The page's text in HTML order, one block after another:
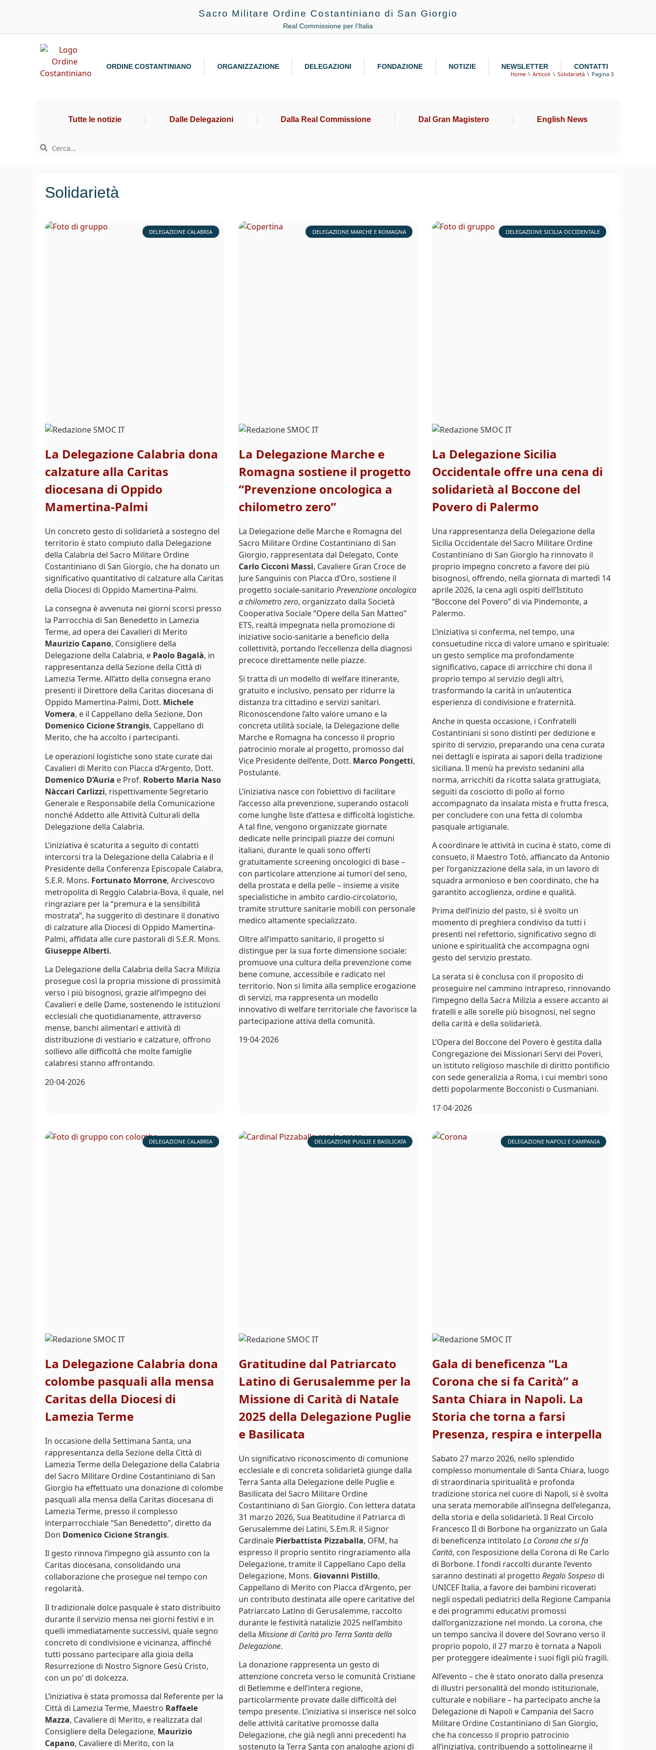
Sacro Militare Ordine Costantiniano di San Giorgio
Real Commissione per l’Italia
ORDINE COSTANTINIANO ORGANIZZAZIONE DELEGAZIONI FONDAZIONE NOTIZIE NEWSLETTER CONTATTI
Home Articoli Solidarietà Pagina 3
Tutte le notizie Dalle Delegazioni Dalla Real Commissione Dal Gran Magistero English News
Solidarietà
DELEGAZIONE CALABRIA
La Delegazione Calabria dona
calzature alla Caritas
diocesana di Oppido
Mamertina-Palmi
Un concreto gesto di solidarietà a sostegno del
territorio è stato compiuto dalla Delegazione
della Calabria del Sacro Militare Ordine
Costantiniano di San Giorgio, che ha donato un
significativo quantitativo di calzature alla Caritas
della Diocesi di Oppido Mamertina-Palmi.
La consegna è avvenuta nei giorni scorsi presso
la Parrocchia di San Benedetto in Lamezia
Terme, ad opera dei Cavalieri di Merito
Maurizio Capano, Consigliere della
Delegazione della Calabria, e Paolo Bagalà, in
rappresentanza della Sezione della Città di
Lamezia Terme. All’atto della consegna erano
presenti il Direttore della Caritas diocesana di
Oppido Mamertina-Palmi, Dott. Michele
Vomera, e il Cappellano della Sezione, Don
Domenico Cicione Strangis, Cappellano di
Merito, che ha accolto i partecipanti.
Le operazioni logistiche sono state curate dai
Cavalieri di Merito con Placca d’Argento, Dott.
Domenico D’Auria e Prof. Roberto Maria Naso
Nàccari Carlizzi, rispettivamente Segretario
Generale e Responsabile della Comunicazione
nonché Addetto alle Attività Culturali della
Delegazione della Calabria.
L’iniziativa è scaturita a seguito di contatti
intercorsi tra la Delegazione della Calabria e il
Presidente della Conferenza Episcopale Calabra,
S.E.R. Mons. Fortunato Morrone, Arcivescovo
metropolita di Reggio Calabria-Bova, il quale, nel
ringraziare per la “premura e la sensibilità
mostrata”, ha suggerito di destinare il donativo
di calzature alla Diocesi di Oppido Mamertina-
Palmi, affidata alle cure pastorali di S.E.R. Mons.
Giuseppe Alberti.
La Delegazione della Calabria della Sacra Milizia
prosegue così la propria missione di prossimità
verso i più bisognosi, grazie all’impegno dei
Cavalieri e delle Dame, sostenendo le istituzioni
ecclesiali che quotidianamente, attraverso
mense, banchi alimentari e attività di
distribuzione di vestiario e calzature, offrono
sollievo alle difficoltà che molte famiglie
calabresi stanno affrontando.
20⋅04⋅2026
DELEGAZIONE MARCHE E ROMAGNA
La Delegazione Marche e
Romagna sostiene il progetto
“Prevenzione oncologica a
chilometro zero”
La Delegazione delle Marche e Romagna del
Sacro Militare Ordine Costantiniano di San
Giorgio, rappresentata dal Delegato, Conte
Carlo Cicconi Massi, Cavaliere Gran Croce de
Jure Sanguinis con Placca d’Oro, sostiene il
progetto sociale-sanitario Prevenzione oncologica
a chilometro zero, organizzato dalla Società
Cooperativa Sociale “Opere della San Matteo”
ETS, realtà impegnata nella promozione di
iniziative socio-sanitarie a beneficio della
collettività, portando l’eccellenza della diagnosi
precoce direttamente nelle piazze.
Si tratta di un modello di welfare itinerante,
gratuito e inclusivo, pensato per ridurre la
distanza tra cittadino e servizi sanitari.
Riconoscendone l’alto valore umano e la
concreta utilità sociale, la Delegazione delle
Marche e Romagna ha concesso il proprio
patrocinio morale al progetto, promosso dal
Vice Presidente dell’ente, Dott. Marco Pongetti,
Postulante.
L’iniziativa nasce con l’obiettivo di facilitare
l’accesso alla prevenzione, superando ostacoli
come lunghe liste d’attesa e difficoltà logistiche.
A tal fine, vengono organizzate giornate
dedicate nelle principali piazze dei comuni
italiani, durante le quali sono offerti
gratuitamente screening oncologici di base –
con particolare attenzione ai tumori del seno,
della prostata e della pelle – insieme a visite
specialistiche in ambito cardio-circolatorio,
tramite strutture sanitarie mobili con personale
medico altamente specializzato.
Oltre all’impatto sanitario, il progetto si
distingue per la sua forte dimensione sociale:
promuove una cultura della prevenzione come
bene comune, accessibile e radicato nel
territorio. Non si limita alla semplice erogazione
di servizi, ma rappresenta un modello
innovativo di welfare territoriale che favorisce la
partecipazione attiva della comunità.
19⋅04⋅2026
DELEGAZIONE SICILIA OCCIDENTALE
La Delegazione Sicilia
Occidentale offre una cena di
solidarietà al Boccone del
Povero di Palermo
Una rappresentanza della Delegazione della
Sicilia Occidentale del Sacro Militare Ordine
Costantiniano di San Giorgio ha rinnovato il
proprio impegno concreto a favore dei più
bisognosi, offrendo, nella giornata di martedì 14
aprile 2026, la cena agli ospiti dell’Istituto
“Boccone del Povero” di via Pindemonte, a
Palermo.
L’iniziativa si conferma, nel tempo, una
consuetudine ricca di valore umano e spirituale:
un gesto semplice ma profondamente
significativo, capace di arricchire chi dona il
proprio tempo al servizio degli altri,
trasformando la carità in un’autentica
esperienza di condivisione e fraternità.
Anche in questa occasione, i Confratelli
Costantiniani si sono distinti per dedizione e
spirito di servizio, preparando una cena curata
nei dettagli e ispirata ai sapori della tradizione
siciliana. Il menù ha previsto sedanini alla
norma, arricchiti da ricotta salata grattugiata,
seguiti da cosciotto di pollo al forno
accompagnato da insalata mista e frutta fresca,
per concludere con una fetta di colomba
pasquale artigianale.
A coordinare le attività in cucina è stato, come di
consueto, il Maestro Totò, affiancato da Antonio
per l’organizzazione della sala, in un lavoro di
squadra armonioso e ben coordinato, che ha
garantito accoglienza, ordine e qualità.
Prima dell’inizio del pasto, si è svolto un
momento di preghiera condiviso da tutti i
presenti nel refettorio, significativo segno di
unione e spiritualità che accompagna ogni
gesto del servizio prestato.
La serata si è conclusa con il proposito di
proseguire nel cammino intrapreso, rinnovando
l’impegno della Sacra Milizia a essere accanto ai
fratelli e alle sorelle più bisognosi, nel segno
della carità e della solidarietà.
L’Opera del Boccone del Povero è gestita dalla
Congregazione dei Missionari Servi dei Poveri,
un istituto religioso maschile di diritto pontificio
con sede generalizia a Roma, i cui membri sono
detti popolarmente Bocconisti o Cusmaniani.
17⋅04⋅2026
DELEGAZIONE CALABRIA
La Delegazione Calabria dona
colombe pasquali alla mensa
Caritas della Diocesi di
Lamezia Terme
In occasione della Settimana Santa, una
rappresentanza della Sezione della Città di
Lamezia Terme della Delegazione della Calabria
del Sacro Militare Ordine Costantiniano di San
Giorgio ha effettuato una donazione di colombe
pasquali alla mensa della Caritas diocesana di
Lamezia Terme, presso il complesso
interparrocchiale “San Benedetto”, diretto da
Don Domenico Cicione Strangis.
Il gesto rinnova l’impegno già assunto con la
Caritas diocesana, consolidando una
collaborazione che prosegue nel tempo con
regolarità.
Il tradizionale dolce pasquale è stato distribuito
durante il servizio mensa nei giorni festivi e in
quelli immediatamente successivi, quale segno
concreto di condivisione e vicinanza, affinché
tutti possano partecipare alla gioia della
Resurrezione di Nostro Signore Gesù Cristo,
con un po’ di dolcezza.
L’iniziativa è stata promossa dal Referente per la
Città di Lamezia Terme, Maestro Raffaele
Mazza, Cavaliere di Merito, e realizzata dal
Consigliere della Delegazione, Maurizio
Capano, Cavaliere di Merito, con la
DELEGAZIONE PUGLIE E BASILICATA
Gratitudine dal Patriarcato
Latino di Gerusalemme per la
Missione di Carità di Natale
2025 della Delegazione Puglie
e Basilicata
Un significativo riconoscimento di comunione
ecclesiale e di concreta solidarietà giunge dalla
Terra Santa alla Delegazione delle Puglie e
Basilicata del Sacro Militare Ordine
Costantiniano di San Giorgio. Con lettera datata
31 marzo 2026, Sua Beatitudine il Patriarca di
Gerusalemme dei Latini, S.Em.R. il Signor
Cardinale Pierbattista Pizzaballa, OFM, ha
espresso il proprio sentito ringraziamento alla
Delegazione, tramite il Cappellano Capo della
Delegazione, Mons. Giovanni Pistillo,
Cappellano di Merito con Placca d’Argento, per
un contributo destinata alle opere caritative del
Patriarcato Latino di Gerusalemme, raccolto
durante le festività natalizie 2025 nell’ambito
della Missione di Carità pro Terra Santa della
Delegazione.
La donazione rappresenta un gesto di
attenzione concreta verso le comunità Cristiane
di Betlemme e dell’intera regione,
particolarmente provate dalle difficoltà del
tempo presente. L’iniziativa si inserisce nel solco
delle attività caritative promosse dalla
Delegazione, che già negli anni precedenti ha
sostenuto la Terra Santa con analoghe azioni di
DELEGAZIONE NAPOLI E CAMPANIA
Gala di beneficenza “La
Corona che si fa Carità” a
Santa Chiara in Napoli. La
Storia che torna a farsi
Presenza, respira e interpella
Sabato 27 marzo 2026, nello splendido
complesso monumentale di Santa Chiara, luogo
di straordinaria spiritualità e profonda
tradizione storica nel cuore di Napoli, si è svolta
una serata memorabile all’insegna dell’eleganza,
della storia e della solidarietà. Il Real Circolo
Francesco II di Borbone ha organizzato un Gala
di beneficenza intitolatoLa Corona che si fa
Carità, con l’esposizione della Corona di Re Carlo
di Borbone. I fondi raccolti durante l’evento
saranno destinati al progettoRegalo Sospeso di
UNICEF Italia, a favore dei bambini ricoverati
negli ospedali pediatrici della Regione Campania
e dei programmi educativi promossi
dall’organizzazione nel mondo. La corona, che
un tempo sanciva il dovere del Sovrano verso il
proprio popolo, il 27 marzo è tornata a Napoli
per proteggere idealmente i suoi figli più fragili.
All’evento – che è stato onorato dalla presenza
di illustri personalità del mondo istituzionale,
culturale e nobiliare – ha partecipato anche la
Delegazione di Napoli e Campania del Sacro
Militare Ordine Costantiniano di San Giorgio,
che ha concesso il proprio patrocinio
all’iniziativa, contribuendo a sottolinearne il